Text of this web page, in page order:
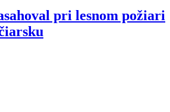
pri lesnom požiari